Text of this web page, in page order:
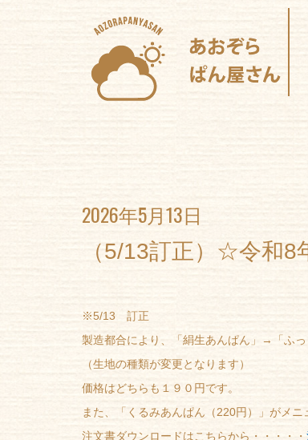
2026年5月13日
（5/13訂正）☆令和
※5/13 訂正
製造都合により、「絹生あんぱん」→「ふ
（生地の種類が変更となります）
価格はどちらも１９０円です。
また、「くるみあんぱん（220円）」がメニ
注文書ダウンロードはこちらから・・・・・